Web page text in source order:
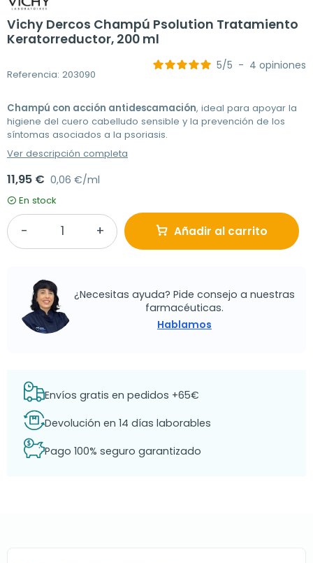
Vichy Dercos Champú Psolution Tratamiento
Keratorreductor, 200 ml
Referencia: 203090
5/5 - 4 opiniones
Champú con acción antidescamación, ideal para apoyar la
higiene del cuero cabelludo sensible y la prevención de los
síntomas asociados a la psoriasis.
Ver descripción completa
11,95 € 0,06 €/ml
En stock
Añadir al carrito
¿Necesitas ayuda? Pide consejo a nuestras
farmacéuticas.
Hablamos
Envíos gratis en pedidos +65€
Devolución en 14 días laborables
Pago 100% seguro garantizado